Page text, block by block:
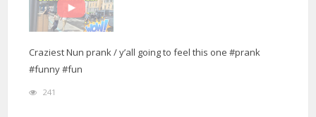
Craziest Nun prank / y’all going to feel this one #prank
#funny #fun
241